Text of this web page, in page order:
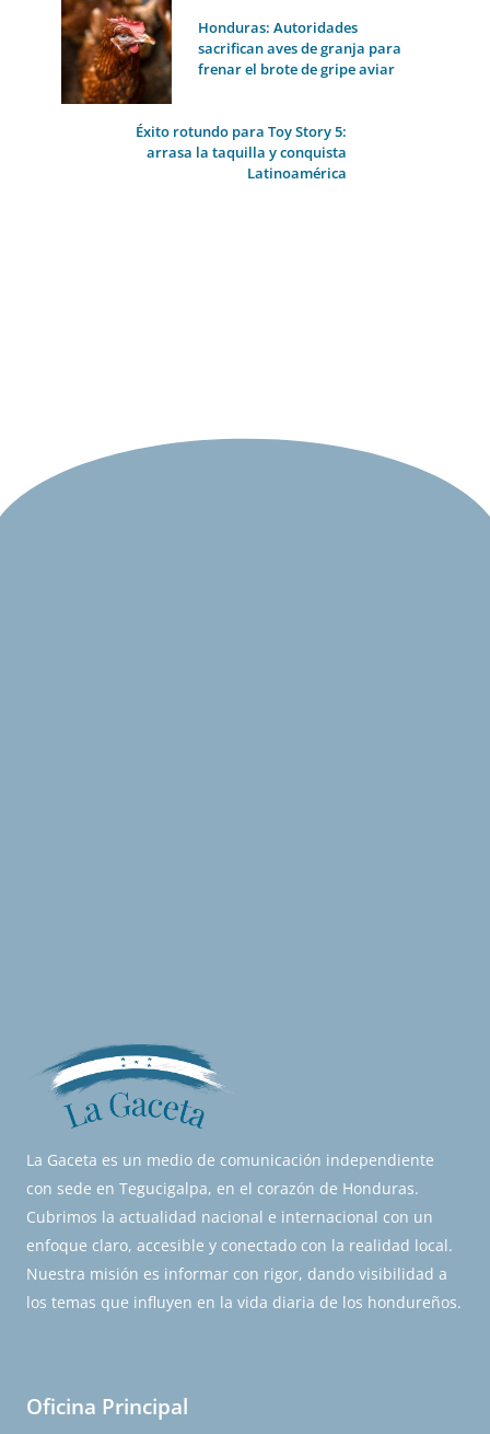
Honduras: Autoridades
sacrifican aves de granja para
frenar el brote de gripe aviar
Éxito rotundo para Toy Story 5:
arrasa la taquilla y conquista
Latinoamérica
La Gaceta es un medio de comunicación independiente
con sede en Tegucigalpa, en el corazón de Honduras.
Cubrimos la actualidad nacional e internacional con un
enfoque claro, accesible y conectado con la realidad local.
Nuestra misión es informar con rigor, dando visibilidad a
los temas que influyen en la vida diaria de los hondureños.
Oficina Principal